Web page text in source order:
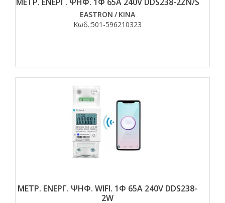
EASTRON / ΚΙΝΑ
Κωδ.:501-596210323
ΜΕΤΡ. ΕΝΕΡΓ. ΨΗΦ. WIFI. 1Φ 65Α 240V DDS238-
2W